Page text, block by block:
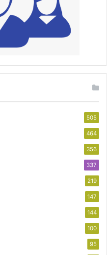
505
464
356
337
219
147
144
100
95